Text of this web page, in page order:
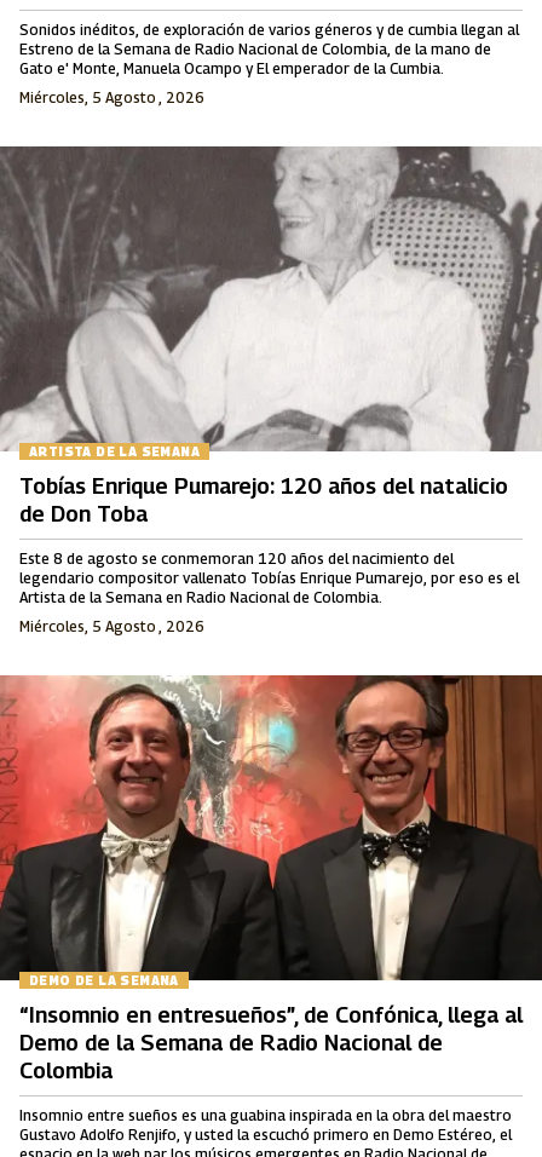
Sonidos inéditos, de exploración de varios géneros y de cumbia llegan al
Estreno de la Semana de Radio Nacional de Colombia, de la mano de
Gato e' Monte, Manuela Ocampo y El emperador de la Cumbia.
Miércoles, 5 Agosto , 2026
ARTISTA DE LA SEMANA
Tobías Enrique Pumarejo: 120 años del natalicio
de Don Toba
Este 8 de agosto se conmemoran 120 años del nacimiento del
legendario compositor vallenato Tobías Enrique Pumarejo, por eso es el
Artista de la Semana en Radio Nacional de Colombia.
Miércoles, 5 Agosto , 2026
DEMO DE LA SEMANA
“Insomnio en entresueños”, de Confónica, llega al
Demo de la Semana de Radio Nacional de
Colombia
Insomnio entre sueños es una guabina inspirada en la obra del maestro
Gustavo Adolfo Renjifo, y usted la escuchó primero en Demo Estéreo, el